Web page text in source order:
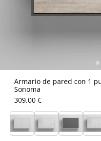
Armario de pared con 1
Sonoma
309.00 €